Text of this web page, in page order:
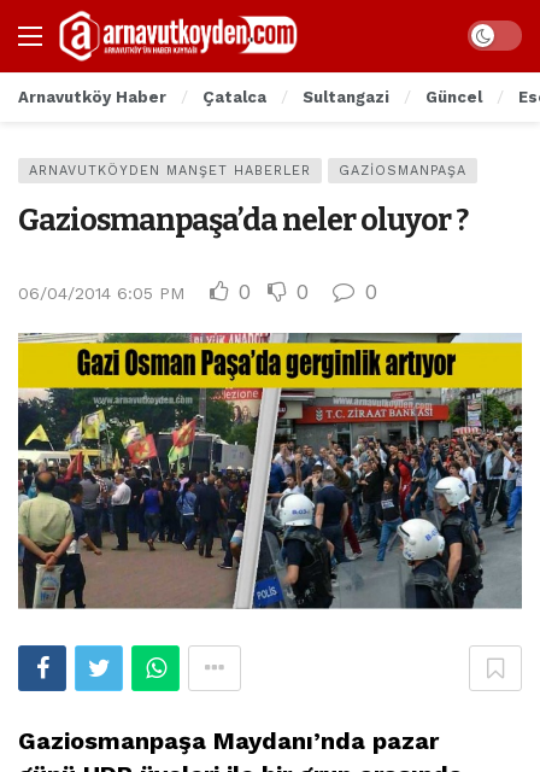
Arnavutköy Haber Çatalca Sultangazi Güncel
ARNAVUTKÖYDEN MANŞET HABERLER GAZIOSMANPAŞA
Gaziosmanpaşa’da neler oluyor ?
06/04/2014 6:05 PM 0 0 0
Gaziosmanpaşa Maydanı’nda pazar